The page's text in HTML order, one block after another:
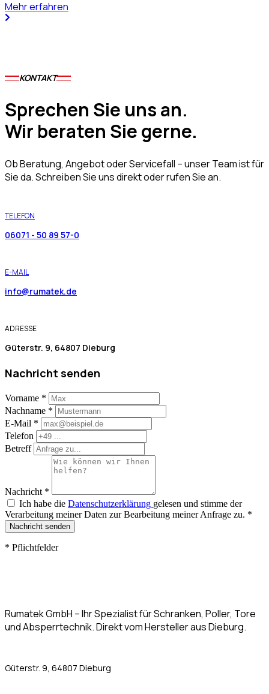
Mehr erfahren
KONTAKT
Sprechen Sie uns an.
Wir beraten Sie gerne.
Ob Beratung, Angebot oder Servicefall – unser Team ist für
Sie da. Schreiben Sie uns direkt oder rufen Sie an.
TELEFON
06071 - 50 89 57-0
E-MAIL
info@rumatek.de
ADRESSE
Güterstr. 9, 64807 Dieburg
Nachricht senden
Vorname *
Nachname *
E-Mail *
Telefon
Betreff
Nachricht *
Ich habe die Datenschutzerklärung gelesen und stimme der
Verarbeitung meiner Daten zur Bearbeitung meiner Anfrage zu. *
Nachricht senden
* Pflichtfelder
Rumatek GmbH – Ihr Spezialist für Schranken, Poller, Tore
und Absperrtechnik. Direkt vom Hersteller aus Dieburg.
Güterstr. 9, 64807 Dieburg